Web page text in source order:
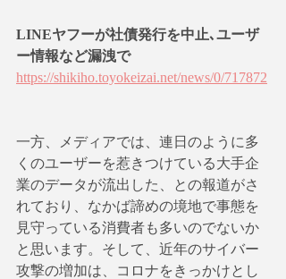
LINEヤフーが社債発行を中止､ユーザ
ー情報など漏洩で
https://shikiho.toyokeizai.net/news/0/717872
一方、メディアでは、連日のように多
くのユーザーを惹きつけている大手企
業のデータが流出した、との報道がさ
れており、なかば諦めの境地で事態を
見守っている消費者も多いのでないか
と思います。そして、近年のサイバー
攻撃の増加は、コロナをきっかけとし